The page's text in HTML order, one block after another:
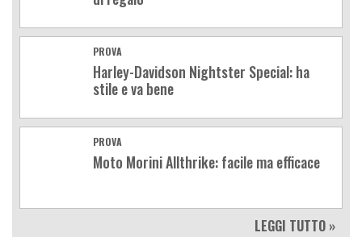
PROVA
Harley-Davidson Nightster Special: ha
stile e va bene
PROVA
Moto Morini Allthrike: facile ma efficace
LEGGI TUTTO »